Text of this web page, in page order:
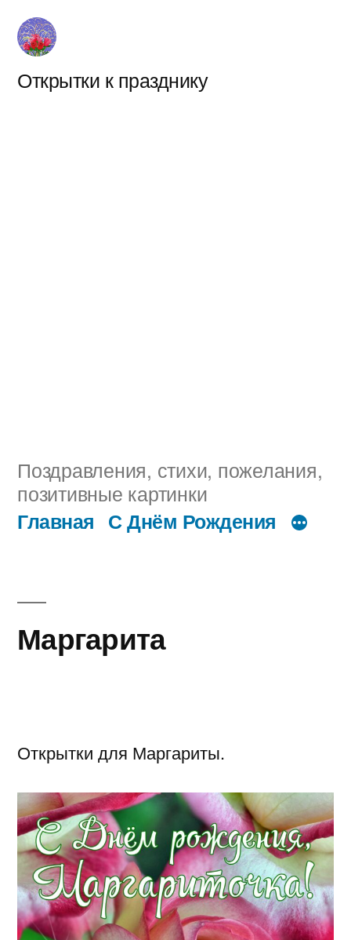
Перейти
содержимому
Открытки к празднику
Поздравления, стихи, пожелания,
позитивные картинки
Главная С Днём Рождения
Маргарита
Открытки для Маргариты.